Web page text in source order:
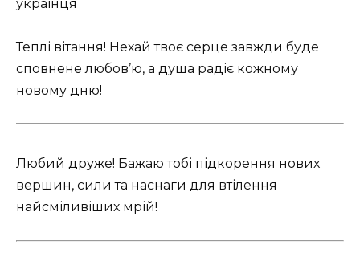
Теплі вітання! Нехай твоє серце завжди буде
сповнене любов’ю, а душа радіє кожному
новому дню!
Любий друже! Бажаю тобі підкорення нових
вершин, сили та наснаги для втілення
найсміливіших мрій!